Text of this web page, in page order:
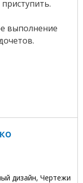
выполнение
дизайн, Чертежи